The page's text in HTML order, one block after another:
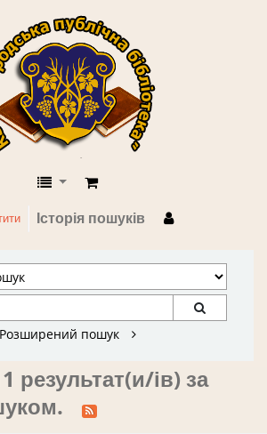
"Ужгородська публічна
Історія пошуків
Розширений пошук
результат(и/ів) за